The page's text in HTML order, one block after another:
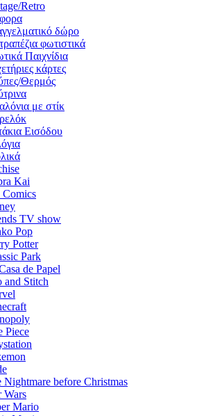
Retro
δώρο
φωτιστικά
Παιχνίδια
κάρτες
Θερμός
με στίκ
Εισόδου
Kai
TV show
Pop
Potter
Park
de Papel
and Stitch
Piece
Nightmare before Christmas
Wars
Mario